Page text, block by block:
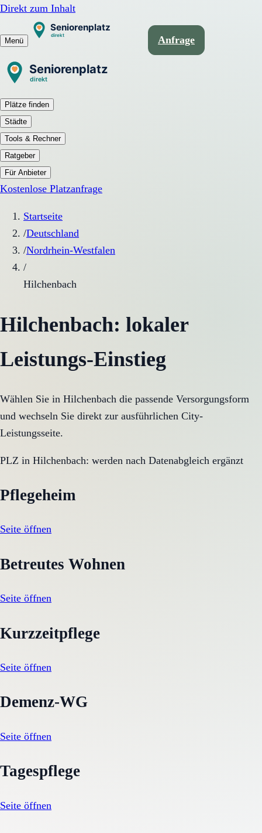
Direkt zum Inhalt
Menü Anfrage
Plätze finden
Städte
Tools & Rechner
Ratgeber
Für Anbieter
Kostenlose Platzanfrage
Startseite
/Deutschland
/Nordrhein-Westfalen
/
Hilchenbach
Hilchenbach: lokaler
Leistungs-Einstieg
Wählen Sie in Hilchenbach die passende Versorgungsform
und wechseln Sie direkt zur ausführlichen City-
Leistungsseite.
PLZ in Hilchenbach: werden nach Datenabgleich ergänzt
Pflegeheim
Seite öffnen
Betreutes Wohnen
Seite öffnen
Kurzzeitpflege
Seite öffnen
Demenz-WG
Seite öffnen
Tagespflege
Seite öffnen